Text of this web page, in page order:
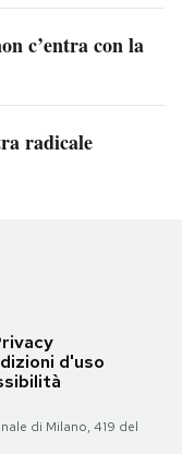
c’entra con la
radicale
d'uso
di Milano, 419 del